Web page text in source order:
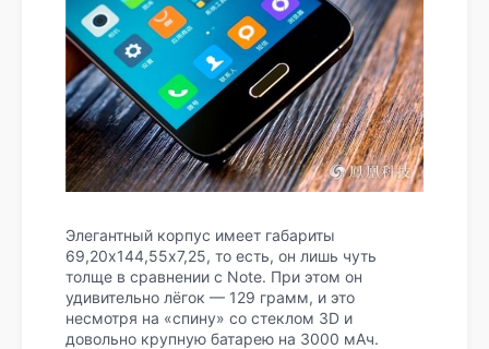
Элегантный корпус имеет габариты
69,20х144,55х7,25, то есть, он лишь чуть
толще в сравнении с Note. При этом он
удивительно лёгок — 129 грамм, и это
несмотря на «спину» со стеклом 3D и
довольно крупную батарею на 3000 мАч.